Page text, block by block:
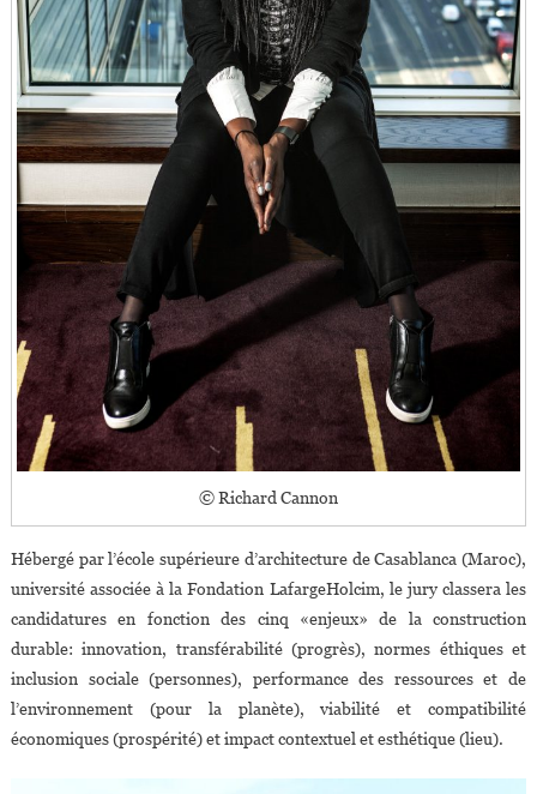
© Richard Cannon
Hébergé par l’école supérieure d’architecture de Casablanca (Maroc),
université associée à la Fondation LafargeHolcim, le jury classera les
candidatures en fonction des cinq «enjeux» de la construction
durable: innovation, transférabilité (progrès), normes éthiques et
inclusion sociale (personnes), performance des ressources et de
l’environnement (pour la planète), viabilité et compatibilité
économiques (prospérité) et impact contextuel et esthétique (lieu).